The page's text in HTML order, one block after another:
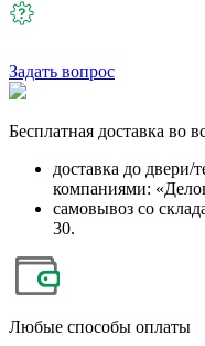
Задать вопрос
Бесплатная доставка во
доставка до
компаниями:
самовывоз со
30.
Любые способы оплаты